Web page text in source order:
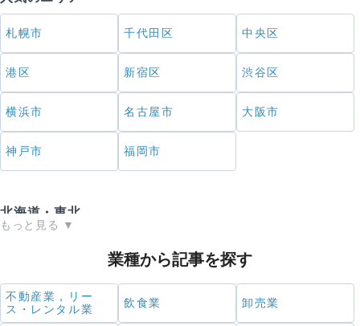
札幌市 千代田区 中央区
港区 新宿区 渋谷区
横浜市 名古屋市 大阪市
神戸市 福岡市
北海道・東北
宮城県 秋田県 山形県
業種から記事を探す
不動産業，リー
ス・レンタル業
飲食業 卸売業